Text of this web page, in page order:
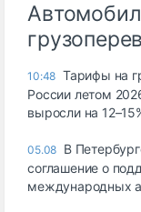
10:48 Тарифы на
России летом
выросли на
05.08 В
соглашение о
международных